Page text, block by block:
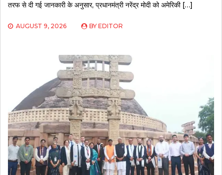
तरफ से दी गई जानकारी के अनुसार, प्रधानमंत्री नरेंद्र मोदी को अमेरिकी […]
AUGUST 9, 2026 BY EDITOR